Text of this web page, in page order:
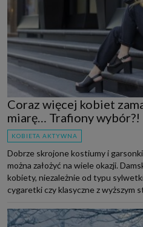
Coraz więcej kobiet
miarę… Trafiony wybór?!
KOBIETA AKTYWNA
Dobrze skrojone kostiumy i
można założyć na wiele okazji.
kobiety, niezależnie od typu
cygaretki czy klasyczne z wyższym